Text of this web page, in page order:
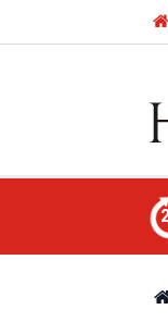
(a.s.m.) nuru